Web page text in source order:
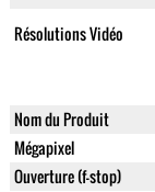
Résolutions Vidéo
Nom du Produit
Mégapixel
Ouverture (f-stop)